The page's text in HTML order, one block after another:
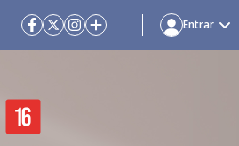
Entrar